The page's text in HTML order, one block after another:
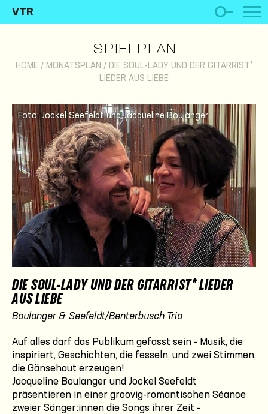
VTR
SPIELPLAN
HOME / MONATSPLAN / DIE SOUL-LADY UND DER GITARRIST*
LIEDER AUS LIEBE
Foto: Jockel Seefeldt und Jacqueline Boulanger
DIE SOUL-LADY UND DER GITARRIST* LIEDER
AUS LIEBE
Boulanger & Seefeldt/Benterbusch Trio
Auf alles darf das Publikum gefasst sein - Musik, die
inspiriert, Geschichten, die fesseln, und zwei Stimmen,
die Gänsehaut erzeugen!
Jacqueline Boulanger und Jockel Seefeldt
präsentieren in einer groovig-romantischen Séance
zweier Sänger:innen die Songs ihrer Zeit -